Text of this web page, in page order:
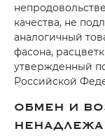
качества, не
аналогичный
фасона,
утвержденный
Российской
ОБМЕН И
недели